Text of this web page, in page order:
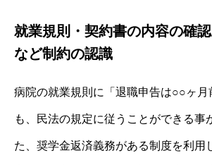
就業規則・契約書の内容の確
など制約の認識
病院の就業規則に「退職申告は○○ヶ月
も、民法の規定に従うことができる事
た、奨学金返済義務がある制度を利用